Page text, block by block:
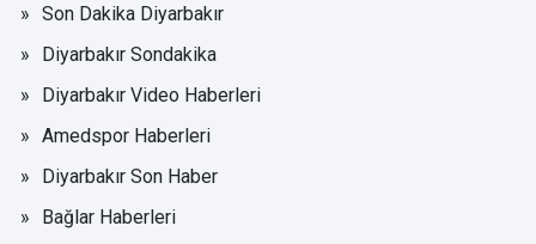
Son Dakika Diyarbakır
Diyarbakır Sondakika
Diyarbakır Video Haberleri
Amedspor Haberleri
Diyarbakır Son Haber
Bağlar Haberleri